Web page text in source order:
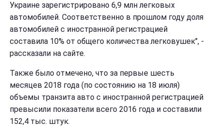
Украине зарегистрировано 6,9 млн легковых
автомобилей. Соответственно в прошлом году доля
автомобилей с иностранной регистрацией
составила 10% от общего количества легковушек", -
рассказали на сайте.
Также было отмечено, что за первые шесть
месяцев 2018 года (по состоянию на 18 июля)
объемы транзита авто с иностранной регистрацией
превысили показатели всего 2016 года и составили
152,4 тыс. штук.